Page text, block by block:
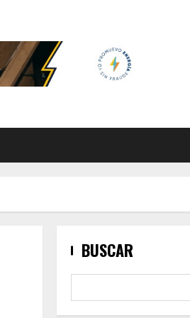
BUSCAR